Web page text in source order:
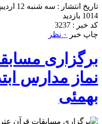
تاریخ انتشار : سه شنبه 12 اردیبهشت 1402 - 22:36
1014 بازدید
کد خبر : 3237
چاپ خبر
۰ نظر
برگزاری
نماز مدارس
بهمئی